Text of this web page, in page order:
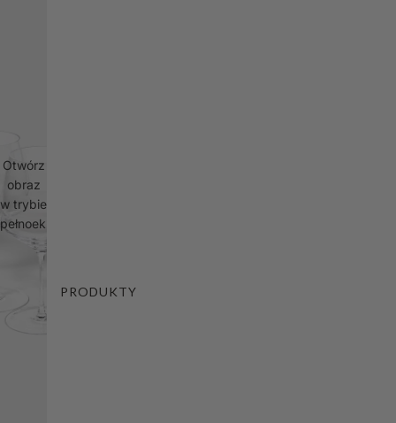
PRODUKTY
Otwórz
obraz
w trybie
pełnoekranowym